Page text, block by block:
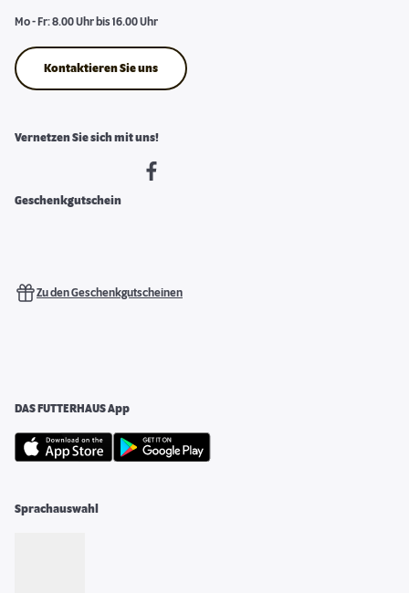
Mo - Fr: 8.00 Uhr bis 16.00 Uhr
Kontaktieren Sie uns
Vernetzen Sie sich mit uns!
Geschenkgutschein
Zu den Geschenkgutscheinen
DAS FUTTERHAUS App
Sprachauswahl